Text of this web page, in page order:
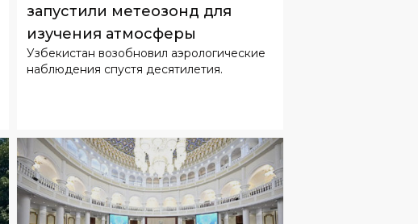
запустили метеозонд для
изучения атмосферы
Узбекистан возобновил аэрологические
наблюдения спустя десятилетия.